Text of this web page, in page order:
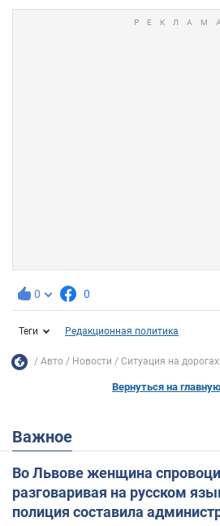
0 0
Теги Редакционная политика
Авто Новости Ситуация на
Вернуться на
Важное
Во Львове женщина
разговаривая на русском
полиция составила